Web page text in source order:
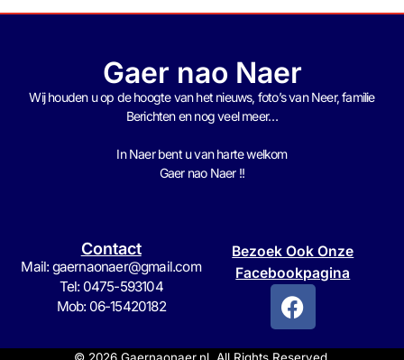
Gaer nao Naer
Wij houden u op de hoogte van het nieuws, foto’s van Neer, familie
Berichten en nog veel meer…
In Naer bent u van harte welkom
Gaer nao Naer !!
Contact
Mail: gaernaonaer@gmail.com
Tel: 0475-593104
Mob: 06-15420182
Bezoek Ook Onze
Facebookpagina